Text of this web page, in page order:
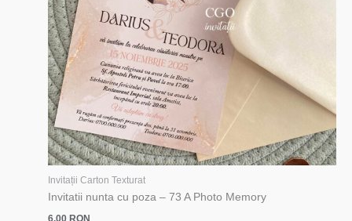
Invitații Carton Texturat
Invitatii nunta cu poza – 73 A Photo Memory